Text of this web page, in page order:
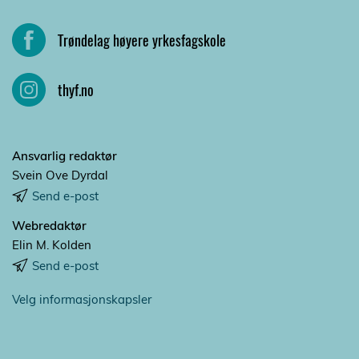
Trøndelag høyere yrkesfagskole
thyf.no
Ansvarlig redaktør
Svein Ove Dyrdal
Send e-post
Webredaktør
Elin M. Kolden
Send e-post
Velg informasjonskapsler